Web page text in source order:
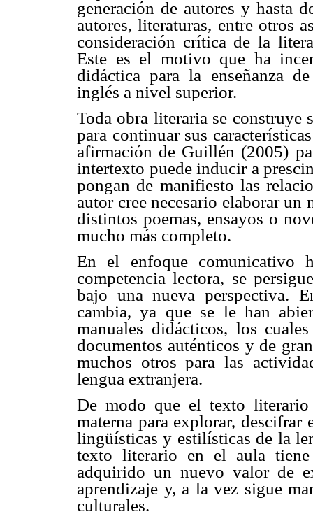
generación de autores y hasta
autores, literaturas, entre otros
consideración crítica de la
Este es el motivo que ha
didáctica para la enseñanza
inglés a nivel superior.
Toda obra literaria se construye
para continuar sus
afirmación de Guillén (2005)
intertexto puede inducir a
pongan de manifiesto las
autor cree necesario elaborar un
distintos poemas, ensayos o
mucho más completo.
En el enfoque comunicativo
competencia lectora, se
bajo una nueva perspectiva.
cambia, ya que se le han
manuales didácticos, los
documentos auténticos y de
muchos otros para las
lengua extranjera.
De modo que el texto
materna para explorar,
lingüísticas y estilísticas de la
texto literario en el aula
adquirido un nuevo valor de
aprendizaje y, a la vez sigue
culturales.